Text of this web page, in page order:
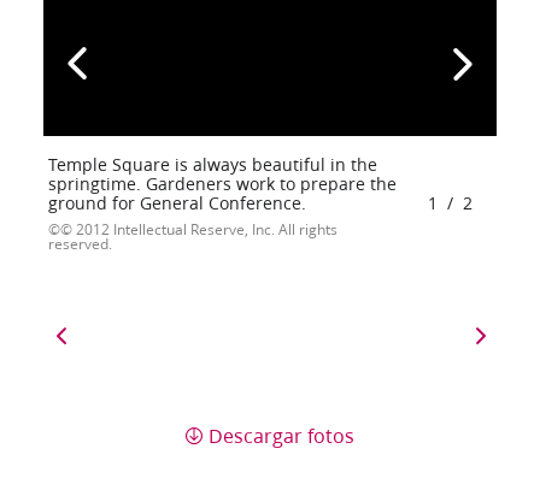
Temple Square is always beautiful in the
springtime. Gardeners work to prepare the
ground for General Conference.
© 2012 Intellectual Reserve, Inc. All rights
reserved.
1 / 2
Descargar fotos